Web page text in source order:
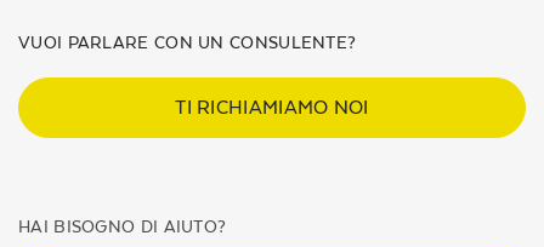
VUOI PARLARE CON UN CONSULENTE?
TI RICHIAMIAMO NOI
HAI BISOGNO DI AIUTO?